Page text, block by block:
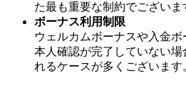
た最も重要な制約でございま
ボーナス利用制限
ウェルカムボーナスや入金ボ
本人確認が完了していない
れるケースが多くございます